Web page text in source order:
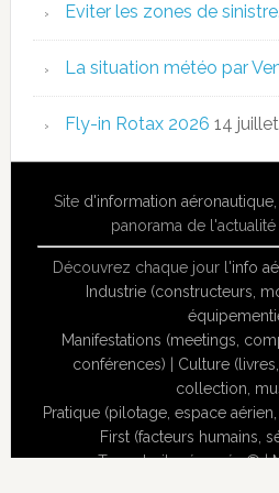
Eviter les zones de
La situation météo par
Fly-in Rotax 2026 14
Site d'information aéronautique
panorama de
Découvrez chaque jour l'info
Industrie (constructeurs,
Manifestations (meetings,
conférences)
Culture
collection,
Pratique (pilotage, espace
First (facteurs humains,
Tous droits réservés ® |